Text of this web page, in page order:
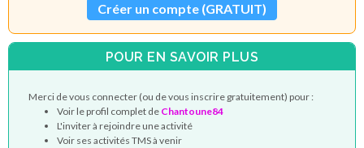
Créer un compte (GRATUIT)
POUR EN SAVOIR PLUS
Merci de vous connecter (ou de vous inscrire gratuitement) pour :
Voir le profil complet de Chantoune84
L'inviter à rejoindre une activité
Voir ses activités TMS à venir